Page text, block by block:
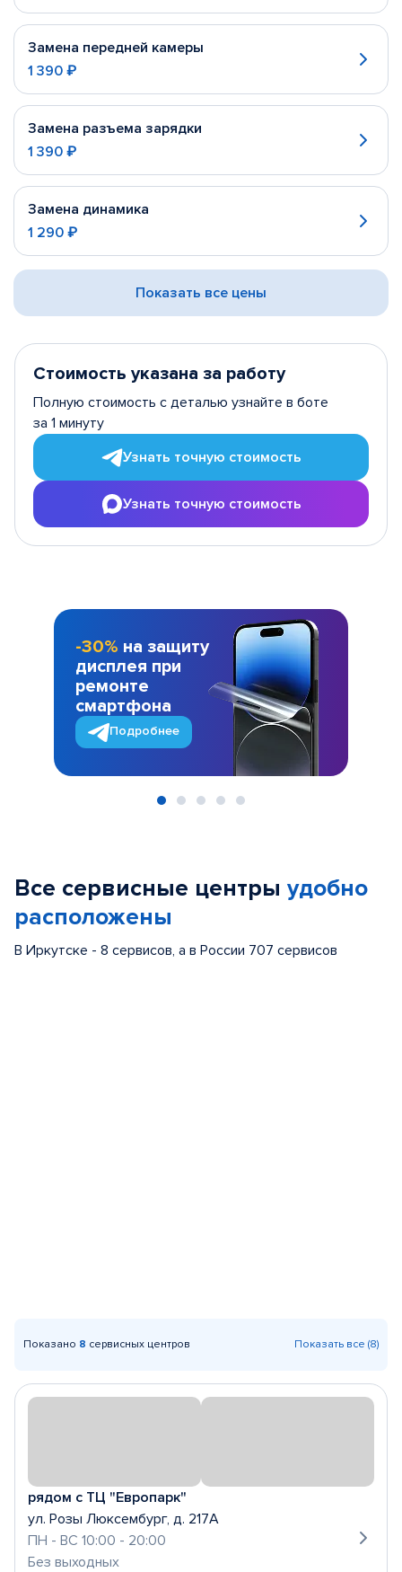
Замена передней камеры
1 390 ₽
Замена разъема зарядки
1 390 ₽
Замена динамика
1 290 ₽
Показать все цены
Стоимость указана за работу
Полную стоимость с деталью узнайте в боте
за 1 минуту
Узнать точную стоимость
Узнать точную стоимость
-30% на защиту
дисплея при
ремонте
смартфона
Подробнее
Все сервисные центры удобно
расположены
В Иркутске - 8 сервисов, а в России 707 сервисов
Показано 8 сервисных центров Показать все (8)
рядом с ТЦ "Европарк"
ул. Розы Люксембург, д. 217А
ПН - ВС 10:00 - 20:00
Без выходных